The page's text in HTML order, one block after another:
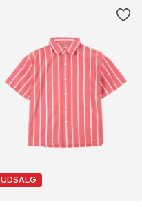
UDSALG